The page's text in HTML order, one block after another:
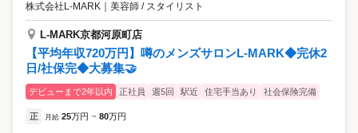
株式会社L-MARK 美容師 / スタイリスト
L-MARK京都河原町店
【平均年収720万円】噂のメンズサロンL-MARK◆完休2
日/社保完◆大募集🤝
デビューまで2年以内 正社員 週5回 駅近 住宅手当あり 社会保険完備
正 月給 25万円 ~ 80万円